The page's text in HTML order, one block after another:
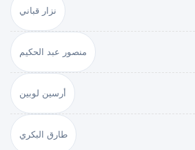
نزار قباني
منصور عبد الحكيم
أرسين لوبين
طارق البكري